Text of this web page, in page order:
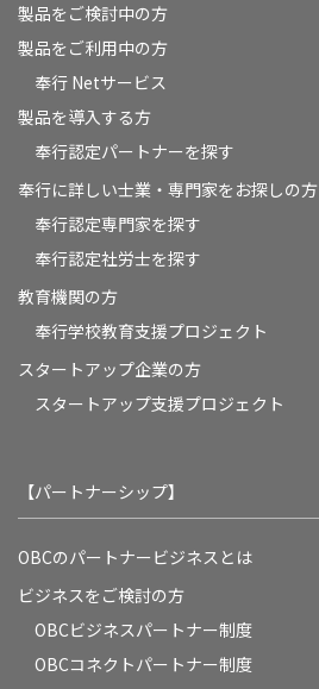
製品をご検討中の方
製品をご利用中の方
奉行 Netサービス
製品を導入する方
奉行認定パートナーを探す
奉行に詳しい士業・専門家をお探しの方
奉行認定専門家を探す
奉行認定社労士を探す
教育機関の方
奉⾏学校教育⽀援プロジェクト
スタートアップ企業の方
スタートアップ支援プロジェクト
【パートナーシップ】
OBCのパートナービジネスとは
ビジネスをご検討の方
OBCビジネスパートナー制度
OBCコネクトパートナー制度